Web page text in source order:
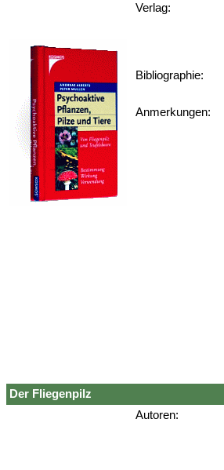
Verlag:
Bibliographie:
Anmerkungen:
Der Fliegenpilz
Autoren: